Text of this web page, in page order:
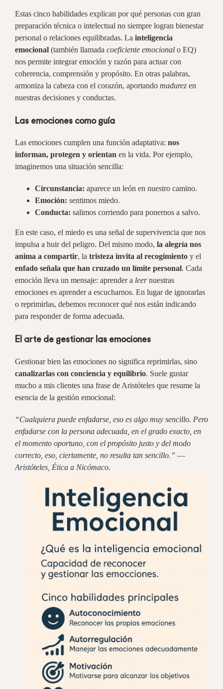
Estas cinco habilidades explican por qué personas con gran
preparación técnica o intelectual no siempre logran bienestar
personal o relaciones equilibradas. La inteligencia
emocional(también llamada coeficiente emocionalo EQ)
nos permite integrar emoción y razón para actuar con
coherencia, comprensión y propósito. En otras palabras,
armoniza la cabeza con el corazón, aportando madurezen
nuestras decisiones y conductas.
Las emociones como guía
Las emociones cumplen una función adaptativa: nos
informan, protegen y orientan en la vida. Por ejemplo,
imaginemos una situación sencilla:
Circunstancia: aparece un león en nuestro camino.
Emoción: sentimos miedo.
Conducta: salimos corriendo para ponernos a salvo.
En este caso, el miedo es una señal de supervivencia que nos
impulsa a huir del peligro. Del mismo modo, la alegría nos
anima a compartir, la tristeza invita al recogimientoy el
enfado señala que han cruzado un límite personal. Cada
emoción lleva un mensaje: aprender a leernuestras
emociones es aprender a escucharnos. En lugar de ignorarlas
o reprimirlas, debemos reconocer qué nos están indicando
para responder de forma adecuada.
El arte de gestionar las emociones
Gestionar bien las emociones no significa reprimirlas, sino
canalizarlas con conciencia y equilibrio. Suele gustar
mucho a mis clientes una frase de Aristóteles que resume la
esencia de la gestión emocional:
“Cualquiera puede enfadarse, eso es algo muy sencillo. Pero
enfadarse con la persona adecuada, en el grado exacto, en
el momento oportuno, con el propósito justo y del modo
correcto, eso, ciertamente, no resulta tan sencillo.” —
Aristóteles, Ética a Nicómaco.